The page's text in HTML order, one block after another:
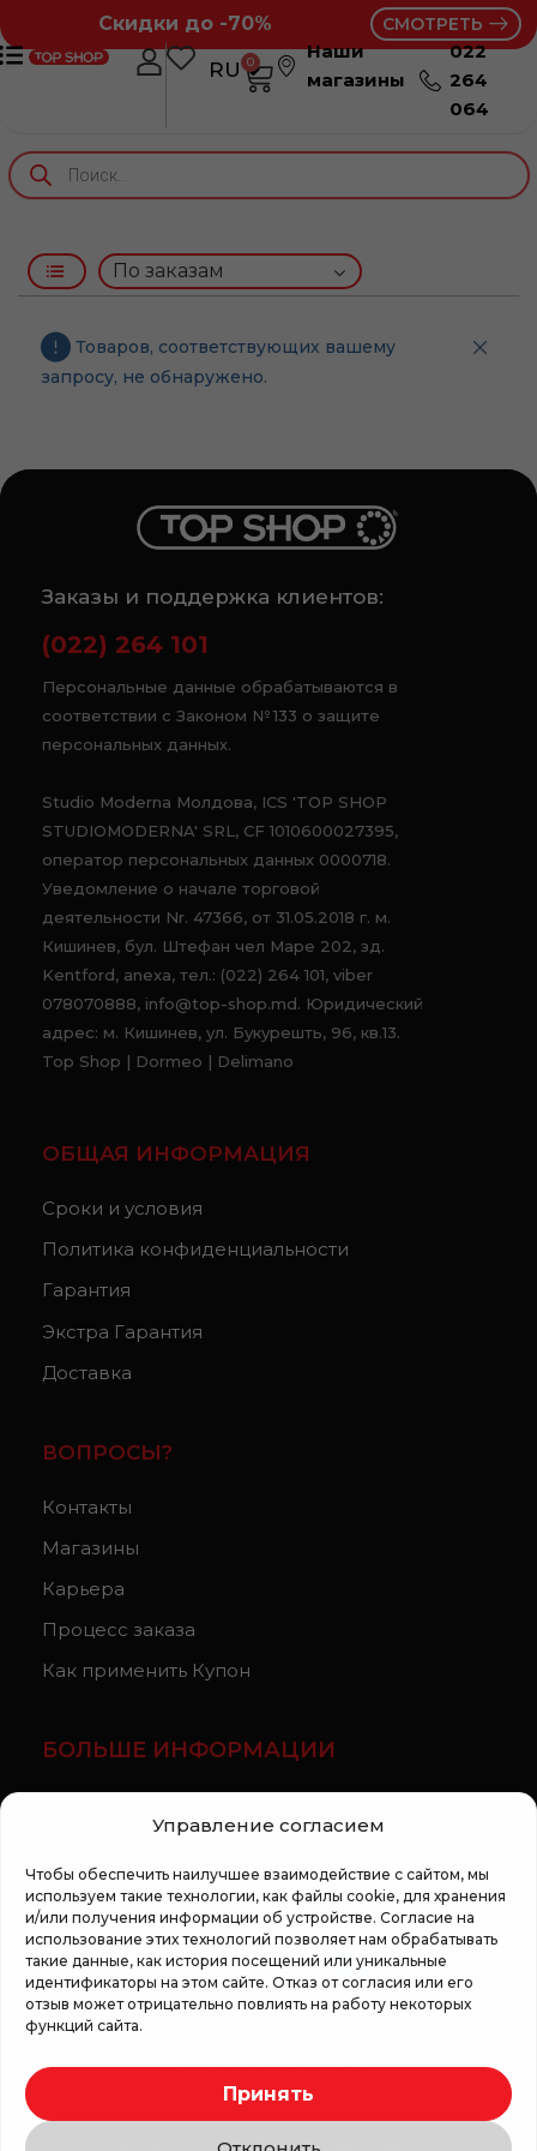
Управление согласием
Чтобы обеспечить наилучшее взаимодействие с сайтом, мы
используем такие технологии, как файлы cookie, для хранения
и/или получения информации об устройстве. Согласие на
использование этих технологий позволяет нам обрабатывать
такие данные, как история посещений или уникальные
идентификаторы на этом сайте. Отказ от согласия или его
отзыв может отрицательно повлиять на работу некоторых
функций сайта.
Принять
Скидки до -70% СМОТРЕТЬ
RU
RO
0
Наши
магазины
022
264
064
Товаров, соответствующих вашему
запросу, не обнаружено.
Заказы и поддержка клиентов:
(022) 264 101
Персональные данные обрабатываются в
соответствии с Законом № 133 о защите
персональных данных.
Studio Moderna Молдова, ICS 'TOP SHOP
STUDIOMODERNA' SRL, CF 1010600027395,
оператор персональных данных 0000718.
Уведомление о начале торговой
деятельности Nr. 47366, от 31.05.2018 г. м.
Кишинев, бул. Штефан чел Маре 202, зд.
Kentford, anexa, тел.: (022) 264 101, viber
078070888, info@top-shop.md. Юридический
адрес: м. Кишинев, ул. Букурешть, 96, кв.13.
Top Shop | Dormeo | Delimano
ОБЩАЯ ИНФОРМАЦИЯ
Сроки и условия
Политика конфиденциальности
Гарантия
Экстра Гарантия
Доставка
ВОПРОСЫ?
Контакты
Магазины
Карьера
Процесс заказа
Как применить Купон
БОЛЬШЕ ИНФОРМАЦИИ
Регламент кампании «100 zile pana la vis»
Copyright © 2026 Top Shop
Все права защищены.